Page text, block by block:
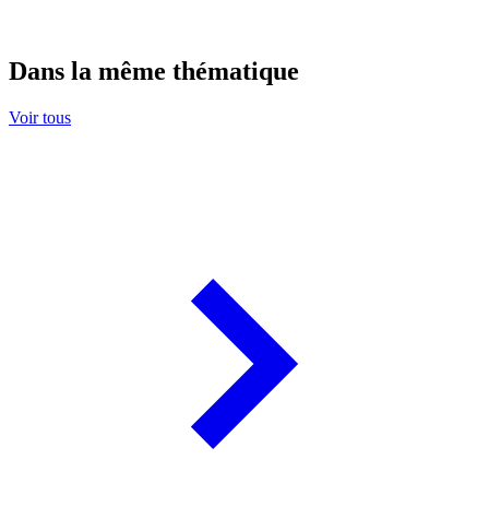
Dans la même thématique
Voir tous